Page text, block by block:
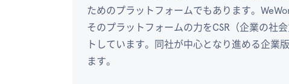
ためのプラットフォームでもあります。
そのプラットフォームの力をCSR（企業の社
トしています。同社が中心となり進める企業
ます。